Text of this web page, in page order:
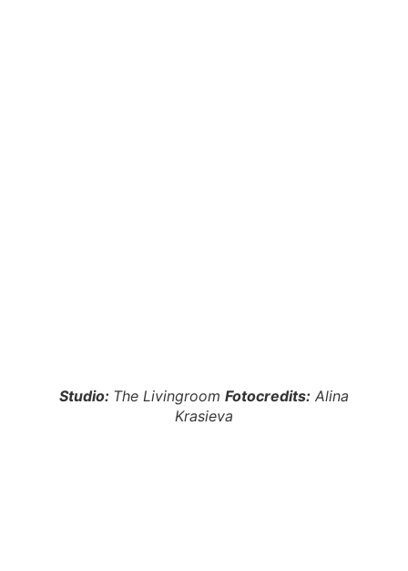
Studio: The Livingroom Fotocredits: Alina
Krasieva